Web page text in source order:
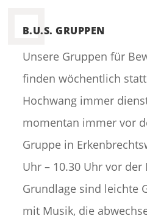
B.U.S. GRUPPEN
Unsere Gruppen für
finden wöchentlich
Hochwang immer
momentan immer vor
Gruppe in
Uhr – 10.30 Uhr vor der
Grundlage sind leichte
mit Musik, die